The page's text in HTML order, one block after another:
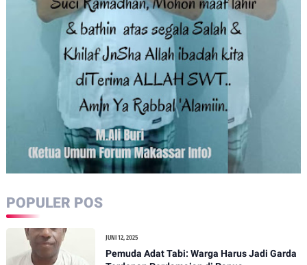
POPULER POS
JUNI 12, 2025
Pemuda Adat Tabi: Warga Harus Jadi Garda